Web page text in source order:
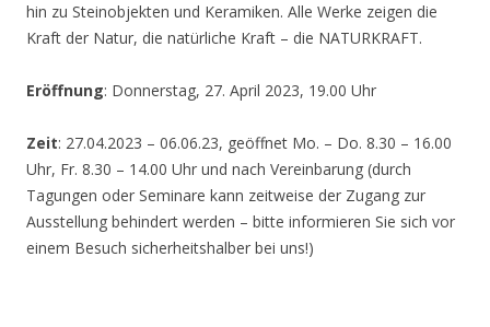
hin zu Steinobjekten und Keramiken. Alle Werke zeigen die
Kraft der Natur, die natürliche Kraft – die NATURKRAFT.
Eröffnung: Donnerstag, 27. April 2023, 19.00 Uhr
Zeit: 27.04.2023 – 06.06.23, geöffnet Mo. – Do. 8.30 – 16.00
Uhr, Fr. 8.30 – 14.00 Uhr und nach Vereinbarung (durch
Tagungen oder Seminare kann zeitweise der Zugang zur
Ausstellung behindert werden – bitte informieren Sie sich vor
einem Besuch sicherheitshalber bei uns!)